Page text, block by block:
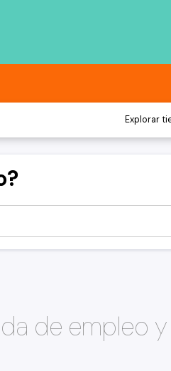
Explorar
de empleo